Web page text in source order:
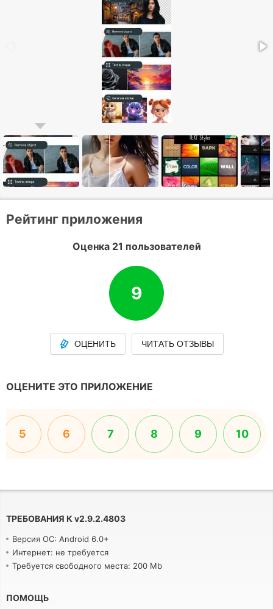
Рейтинг приложения
Оценка 21 пользователей
9
ОЦЕНИТЬ ЧИТАТЬ ОТЗЫВЫ
ОЦЕНИТЕ ЭТО ПРИЛОЖЕНИЕ
5 6 7 8 9 10
ТРЕБОВАНИЯ К v2.9.2.4803
Версия ОС: Android 6.0+
Интернет: не требуется
Требуется свободного места: 200 Mb
ПОМОЩЬ